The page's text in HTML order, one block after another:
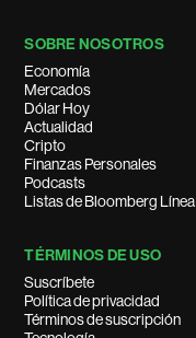
SOBRE NOSOTROS
Economía
Mercados
Dólar Hoy
Actualidad
Cripto
Finanzas Personales
Podcasts
Listas de Bloomberg Línea
TÉRMINOS DE USO
Suscríbete
Política de privacidad
Términos de suscripción